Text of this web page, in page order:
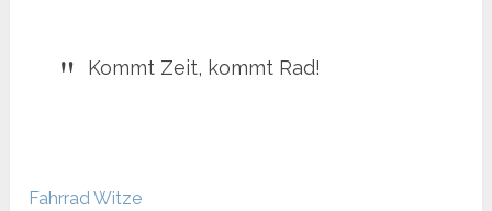
Kommt Zeit, kommt Rad!
Fahrrad Witze